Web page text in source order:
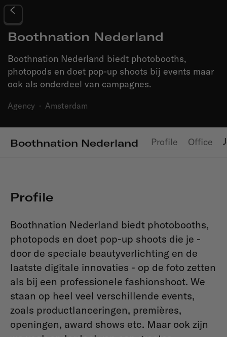
Boothnation Nederland
Boothnation Nederland biedt photobooths,
photopods en doet pop-up shoots bij events maar
ook als onderdeel van campagnes.
Agency · Amsterdam
Boothnation Nederland Profile Office
Profile
Boothnation Nederland biedt photobooths,
photopods en doet pop-up shoots die je -
door de speciale beautyverlichting en de
laatste digitale innovaties - op de foto zetten
als bij een professionele fashionshoot. We
staan op heel veel verschillende events,
zoals productlanceringen, premières,
openingen, award shows etc. Maar ook zijn